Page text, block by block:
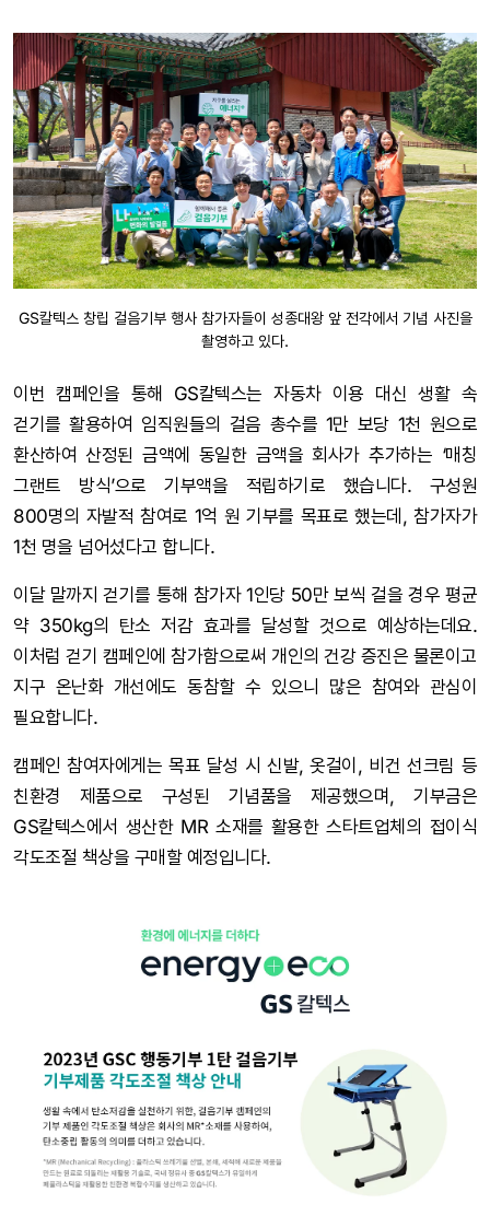
GS칼텍스 창립 걸음기부 행사 참가자들이 성종대왕 앞 전각에서 기념 사진을
촬영하고 있다.
이번 캠페인을 통해 GS칼텍스는 자동차 이용 대신 생활 속
걷기를 활용하여 임직원들의 걸음 총수를 1만 보당 1천 원으로
환산하여 산정된 금액에 동일한 금액을 회사가 추가하는 ‘매칭
그랜트 방식’으로 기부액을 적립하기로 했습니다. 구성원
800명의 자발적 참여로 1억 원 기부를 목표로 했는데, 참가자가
1천 명을 넘어섰다고 합니다.
이달 말까지 걷기를 통해 참가자 1인당 50만 보씩 걸을 경우 평균
약 350kg의 탄소 저감 효과를 달성할 것으로 예상하는데요.
이처럼 걷기 캠페인에 참가함으로써 개인의 건강 증진은 물론이고
지구 온난화 개선에도 동참할 수 있으니 많은 참여와 관심이
필요합니다.
캠페인 참여자에게는 목표 달성 시 신발, 옷걸이, 비건 선크림 등
친환경 제품으로 구성된 기념품을 제공했으며, 기부금은
GS칼텍스에서 생산한 MR 소재를 활용한 스타트업체의 접이식
각도조절 책상을 구매할 예정입니다.